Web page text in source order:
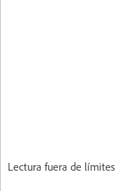
Lectura fuera de límites